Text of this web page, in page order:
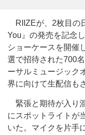
RIIZEが、2枚目の
You』の発売を記念
ショーケースを開催
選で招待された700
ーサルミュージック
界に向けて生配信も
緊張と期待が入り
にスポットライトが
いた。マイクを片手